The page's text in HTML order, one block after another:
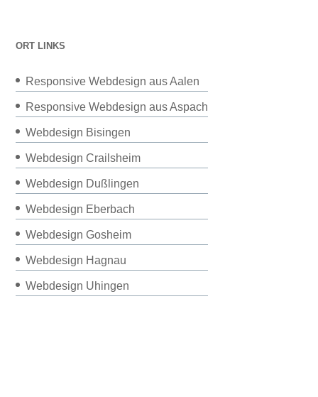
ORT LINKS
Responsive Webdesign aus Aalen
Responsive Webdesign aus Aspach
Webdesign Bisingen
Webdesign Crailsheim
Webdesign Dußlingen
Webdesign Eberbach
Webdesign Gosheim
Webdesign Hagnau
Webdesign Uhingen